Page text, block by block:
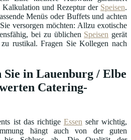
Kalkulation und Rezeptur der Speisen.
Menüs oder Buffets und achten
versorgen möchten: Allzu exotische
bei zu üblichen Speisen gerät
rustikal. Fragen Sie Kollegen nach
in Lauenburg / Elbe
Catering-
ist das richtige Essensehr wichtig,
hängt auch von der guten